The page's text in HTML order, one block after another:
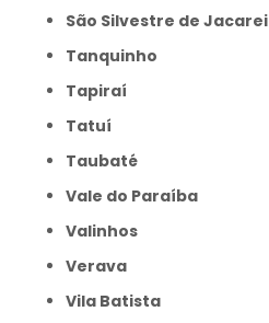
São Silvestre de Jacarei
Tanquinho
Tapiraí
Tatuí
Taubaté
Vale do Paraíba
Valinhos
Verava
Vila Batista